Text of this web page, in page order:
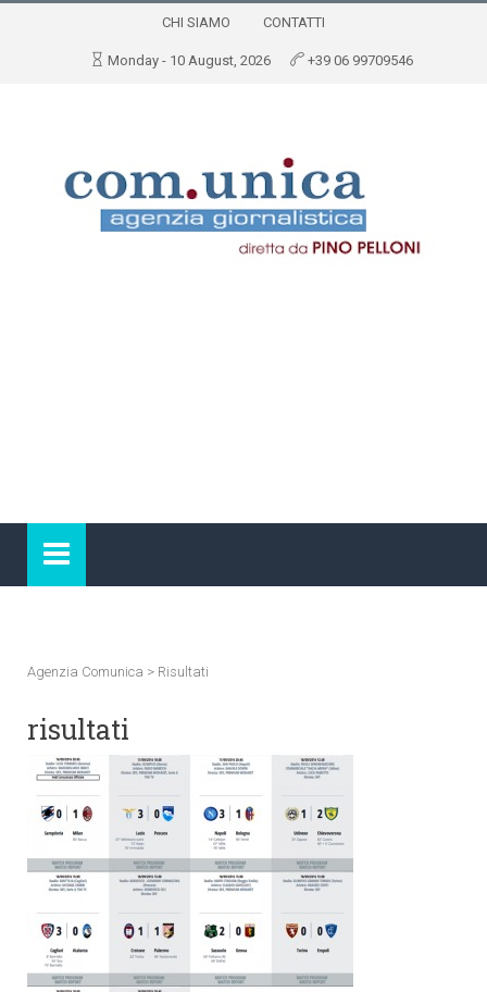
CHI SIAMO CONTATTI
Monday - 10 August, 2026 +39 06 99709546
Agenzia Comunica > Risultati
risultati